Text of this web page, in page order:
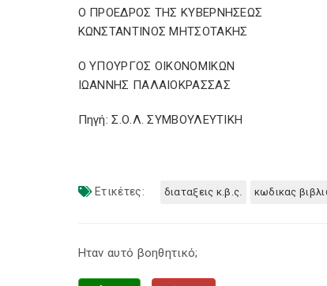
Ο ΠΡΟΕΔΡΟΣ ΤΗΣ ΚΥΒΕΡΝΗΣΕΩΣ
ΚΩΝΣΤΑΝΤΙΝΟΣ ΜΗΤΣΟΤΑΚΗΣ
Ο ΥΠΟΥΡΓΟΣ ΟΙΚΟΝΟΜΙΚΩΝ
ΙΩΑΝΝΗΣ ΠΑΛΑΙΟΚΡΑΣΣΑΣ
Πηγή: Σ.Ο.Λ. ΣΥΜΒΟΥΛΕΥΤΙΚΗ
Ετικέτες: διαταξεις κ.β.ς. κωδικας
Ηταν αυτό βοηθητικό;